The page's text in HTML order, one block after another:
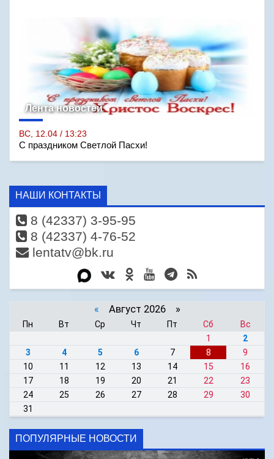
Лента новостей
ВС, 12.04 / 13:23
С праздником Светлой Пасхи!
НАШИ КОНТАКТЫ
8 (42337) 3-95-95
8 (42337) 4-76-52
lentatv@bk.ru
« Август 2026 »
Пн Вт Ср Чт Пт Сб
Вс
1
2
3
4 5 6 7 8
9
10
11 12 13 14 15
16
17
18 19 20 21 22
23
24
25 26 27 28 29
30
31
ПОПУЛЯРНЫЕ НОВОСТИ